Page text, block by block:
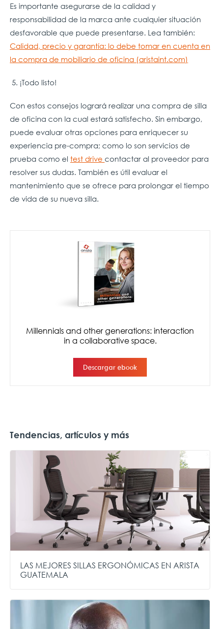
Es importante asegurarse de la calidad y
responsabilidad de la marca ante cualquier situación
desfavorable que puede presentarse. Lea también:
Calidad, precio y garantía: lo debe tomar en cuenta en
la compra de mobiliario de oficina (aristaint.com)
5. ¡Todo listo!
Con estos consejos logrará realizar una compra de silla
de oficina con la cual estará satisfecho. Sin embargo,
puede evaluar otras opciones para enriquecer su
experiencia pre-compra; como lo son servicios de
prueba como el test drive contactar al proveedor para
resolver sus dudas. También es útil evaluar el
mantenimiento que se ofrece para prolongar el tiempo
de vida de su nueva silla.
Tendencias, artículos y más
LAS MEJORES SILLAS ERGONÓMICAS EN ARISTA
GUATEMALA